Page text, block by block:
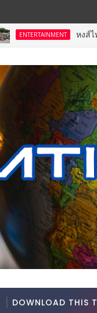
หงส์ไทย สาขาศรีราช
DOWNLOAD THIS